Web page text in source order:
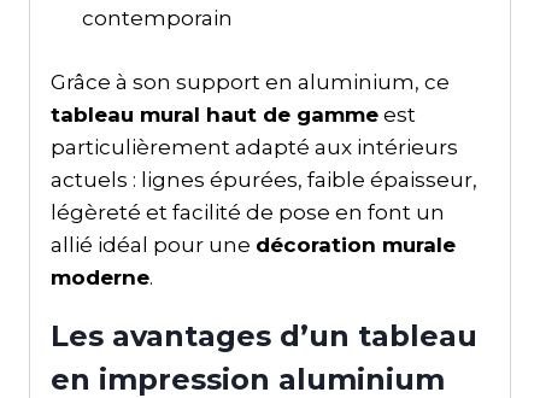
contemporain
Grâce à son support en aluminium, ce
tableau mural haut de gamme est
particulièrement adapté aux intérieurs
actuels : lignes épurées, faible épaisseur,
légèreté et facilité de pose en font un
allié idéal pour une décoration murale
moderne.
Les avantages d’un tableau
en impression aluminium